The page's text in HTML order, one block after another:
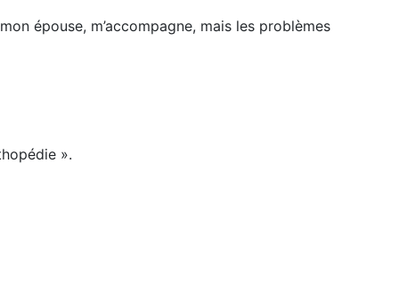
épouse, m’accompagne, mais les problèmes
».